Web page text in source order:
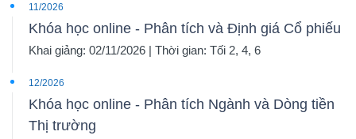
11/2026
Khóa học online - Phân tích và Định giá Cổ phiếu
Khai giảng: 02/11/2026 | Thời gian: Tối 2, 4, 6
12/2026
Khóa học online - Phân tích Ngành và Dòng tiền
Thị trường